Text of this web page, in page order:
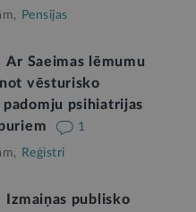
Pensijas
Ar Saeimas lēmumu
vēsturisko
psihiatrijas
1
Reģistri
Izmaiņas publisko